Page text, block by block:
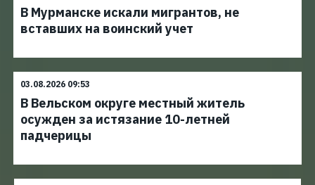
В Мурманске искали мигрантов, не
вставших на воинский учет
03.08.2026 09:53
В Вельском округе местный житель
осужден за истязание 10-летней
падчерицы